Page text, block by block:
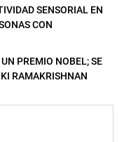
SENSORIAL EN
CON
PREMIO NOBEL; SE
RAMAKRISHNAN